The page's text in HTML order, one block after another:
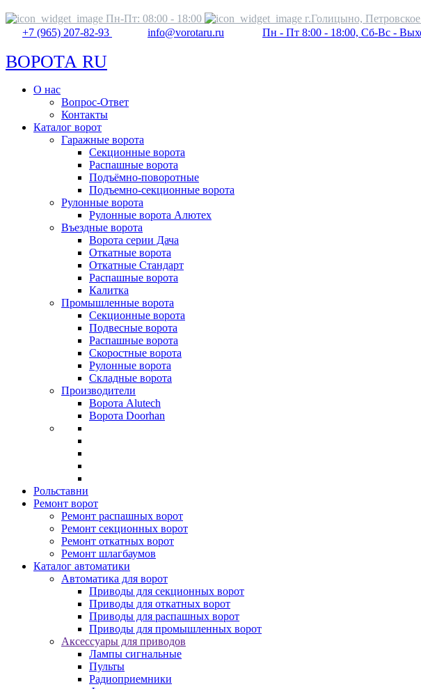
Пн-Пт: 08:00 - 18:00 г.Голицыно,
+7 (965) 207-82-93
info@vorotaru.ru Пн - Пт 8:00 - 18:00, Сб-Вс -
ВОРОТА RU
О нас
Вопрос-Ответ
Контакты
Каталог ворот
Гаражные ворота
Секционные ворота
Распашные ворота
Подъёмно-поворотные
Подъемно-секционные ворота
Рулонные ворота
Рулонные ворота Алютех
Въездные ворота
Ворота серии Дача
Откатные ворота
Откатные Стандарт
Распашные ворота
Калитка
Промышленные ворота
Секционные ворота
Подвесные ворота
Распашные ворота
Скоростные ворота
Рулонные ворота
Складные ворота
Производители
Ворота Alutech
Ворота Doorhan
Рольставни
Ремонт ворот
Ремонт распашных ворот
Ремонт секционных ворот
Ремонт откатных ворот
Ремонт шлагбаумов
Каталог автоматики
Автоматика для ворот
Приводы для секционных ворот
Приводы для откатных ворот
Приводы для распашных ворот
Приводы для промышленных ворот
Аксессуары для приводов
Лампы сигнальные
Пульты
Радиоприемники